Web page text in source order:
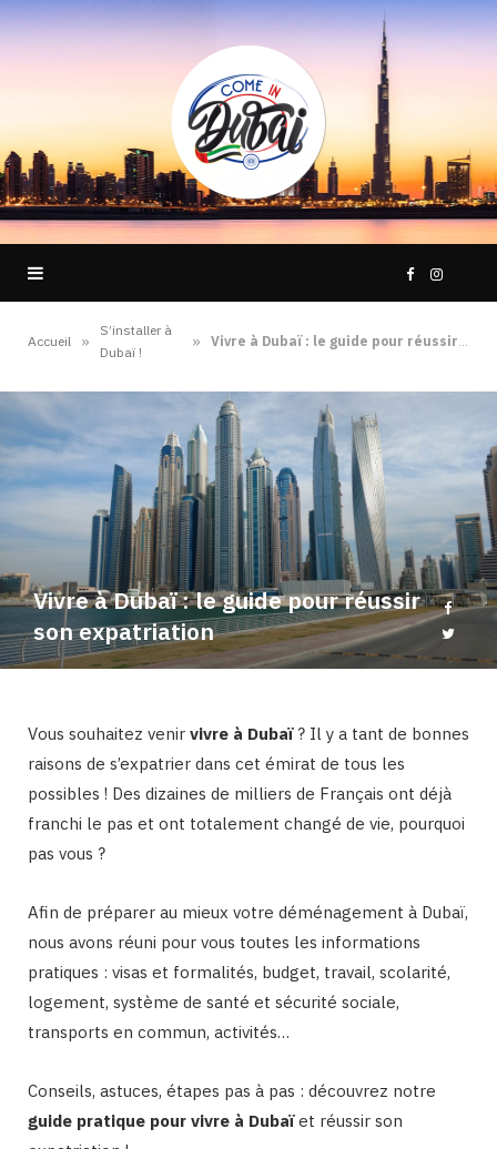
F
a
c
o
o
I
s
g
r
m
Accueil »
S’installer à
Dubaï !
» Vivre à Dubaï : le guide pour réussir son expatriation
Vivre à Dubaï : le guide pour réussir
son expatriation
Vous souhaitez venir vivre à Dubaï ? Il y a tant de bonnes
raisons de s’expatrier dans cet émirat de tous les
possibles ! Des dizaines de milliers de Français ont déjà
franchi le pas et ont totalement changé de vie, pourquoi
pas vous ?
Afin de préparer au mieux votre déménagement à Dubaï,
nous avons réuni pour vous toutes les informations
pratiques : visas et formalités, budget, travail, scolarité,
logement, système de santé et sécurité sociale,
transports en commun, activités…
Conseils, astuces, étapes pas à pas : découvrez notre
guide pratique pour vivre à Dubaïet réussir son